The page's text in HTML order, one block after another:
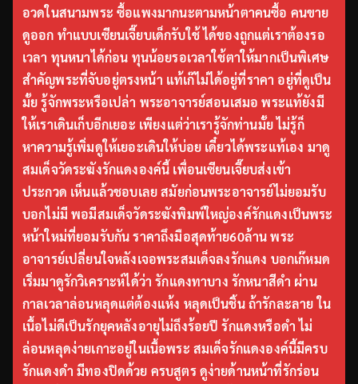
อวดในสนามพระ ซื้อแพงมากนะตามหน้าตาคนซื้อ คนขาย
ดูออก ทำแบบเซียนเจี๊ยบเด็กรับใช้ ได้ของถูกแต่เราต้องรอ
เวลา ทุนหนาได้ก่อน ทุนน้อยรอเวลาใช้ตาให้มากเป็นพิเศษ
สำคัญพระที่จับอยู่ตรงหน้า แท้เก๊ไม่ได้อยู่ที่ราคา อยู่ที่ดูเป็น
มั้ย รู้จักพระหรือเปล่า พระอาจารย์สอนเสมอ พระแท้ยังมี
ให้เราเดินเก็บอีกเยอะ เพียงแต่ว่าเรารู้จักท่านมั้ย ไม่รู้ก็
หาความรู้เพิ่มดูให้เยอะเดินให้บ่อย เดี๋ยวได้พระแท้เอง มาดู
สมเด็จวัดระฆังรักแดงองค์นี้ เพื่อนเซียนเจี๊ยบส่งเข้า
ประกวด เห็นแล้วชอบเลย สมัยก่อนพระอาจารย์ไม่ยอมรับ
บอกไม่มี พอมีสมเด็จวัดระฆังพิมพ์ใหญ่องค์รักแดงเป็นพระ
หน้าใหม่ที่ยอมรับกัน ราคาถึงมือสุดท้าย60ล้าน พระ
อาจารย์เปลี่ยนใจหลังเจอพระสมเด็จลงรักแดง บอกเก๊หมด
เริ่มมาดูรักวิเคราะห์ได้ว่า รักแดงทาบาง รักหนาสีดำ ผ่าน
กาลเวลาล่อนหลุดแต่ต้องแห้ง หลุดเป็นชิ้น ถ้ารักละลาย ใน
เนื้อไม่ดีเป็นรักยุคหลังอายุไม่ถึงร้อยปี รักแดงหรือดำ ไม่
ล่อนหลุดง่ายเกาะอยู่ในเนื้อพระ สมเด็จรักแดงองค์นี้มีครบ
รักแดงดำ มีทองปิดด้วย ครบสูตร ดูง่ายด้านหน้าที่รักร่อน